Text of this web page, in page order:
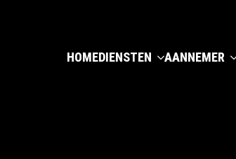
HOMEDIENSTEN AANNEMER